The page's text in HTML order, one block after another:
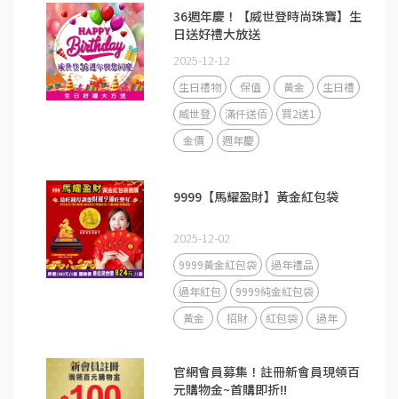
36週年慶！【威世登時尚珠寶】生
日送好禮大放送
2025-12-12
生日禮物 保值 黃金
生日禮
威世登
滿仟送佰
買2送1
金價
週年慶
9999【馬耀盈財】黃金紅包袋
2025-12-02
9999黃金紅包袋
過年禮品
過年紅包
9999純金紅包袋
黃金
招財 紅包袋 過年
官網會員募集！註冊新會員現領百
元購物金~首購即折!!